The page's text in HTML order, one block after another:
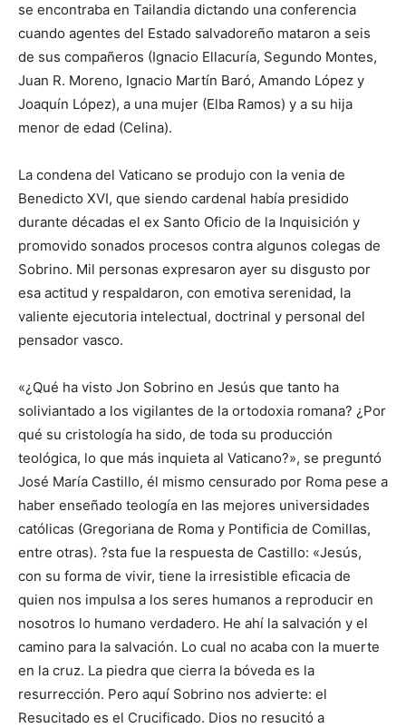
se encontraba en Tailandia dictando una conferencia
cuando agentes del Estado salvadoreño mataron a seis
de sus compañeros (Ignacio Ellacuría, Segundo Montes,
Juan R. Moreno, Ignacio Martín Baró, Amando López y
Joaquín López), a una mujer (Elba Ramos) y a su hija
menor de edad (Celina).
La condena del Vaticano se produjo con la venia de
Benedicto XVI, que siendo cardenal había presidido
durante décadas el ex Santo Oficio de la Inquisición y
promovido sonados procesos contra algunos colegas de
Sobrino. Mil personas expresaron ayer su disgusto por
esa actitud y respaldaron, con emotiva serenidad, la
valiente ejecutoria intelectual, doctrinal y personal del
pensador vasco.
«¿Qué ha visto Jon Sobrino en Jesús que tanto ha
soliviantado a los vigilantes de la ortodoxia romana? ¿Por
qué su cristología ha sido, de toda su producción
teológica, lo que más inquieta al Vaticano?», se preguntó
José María Castillo, él mismo censurado por Roma pese a
haber enseñado teología en las mejores universidades
católicas (Gregoriana de Roma y Pontificia de Comillas,
entre otras). ?sta fue la respuesta de Castillo: «Jesús,
con su forma de vivir, tiene la irresistible eficacia de
quien nos impulsa a los seres humanos a reproducir en
nosotros lo humano verdadero. He ahí la salvación y el
camino para la salvación. Lo cual no acaba con la muerte
en la cruz. La piedra que cierra la bóveda es la
resurrección. Pero aquí Sobrino nos advierte: el
Resucitado es el Crucificado. Dios no resucitó a